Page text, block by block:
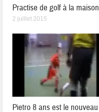
Practise de golf à la maison
2 juillet 2015
Pietro 8 ans est le nouveau